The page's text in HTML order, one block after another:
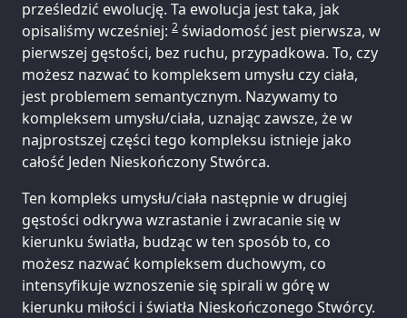
prześledzić ewolucję. Ta ewolucja jest taka, jak
opisaliśmy wcześniej: 2 świadomość jest pierwsza, w
pierwszej gęstości, bez ruchu, przypadkowa. To, czy
możesz nazwać to kompleksem umysłu czy ciała,
jest problemem semantycznym. Nazywamy to
kompleksem umysłu/ciała, uznając zawsze, że w
najprostszej części tego kompleksu istnieje jako
całość Jeden Nieskończony Stwórca.
Ten kompleks umysłu/ciała następnie w drugiej
gęstości odkrywa wzrastanie i zwracanie się w
kierunku światła, budząc w ten sposób to, co
możesz nazwać kompleksem duchowym, co
intensyfikuje wznoszenie się spirali w górę w
kierunku miłości i światła Nieskończonego Stwórcy.